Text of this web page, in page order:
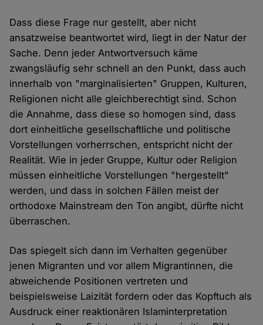
Dass diese Frage nur gestellt, aber nicht
ansatzweise beantwortet wird, liegt in der Natur der
Sache. Denn jeder Antwortversuch käme
zwangsläufig sehr schnell an den Punkt, dass auch
innerhalb von "marginalisierten" Gruppen, Kulturen,
Religionen nicht alle gleichberechtigt sind. Schon
die Annahme, dass diese so homogen sind, dass
dort einheitliche gesellschaftliche und politische
Vorstellungen vorherrschen, entspricht nicht der
Realität. Wie in jeder Gruppe, Kultur oder Religion
müssen einheitliche Vorstellungen "hergestellt"
werden, und dass in solchen Fällen meist der
orthodoxe Mainstream den Ton angibt, dürfte nicht
überraschen.
Das spiegelt sich dann im Verhalten gegenüber
jenen Migranten und vor allem Migrantinnen, die
abweichende Positionen vertreten und
beispielsweise Laizität fordern oder das Kopftuch als
Ausdruck einer reaktionären Islaminterpretation